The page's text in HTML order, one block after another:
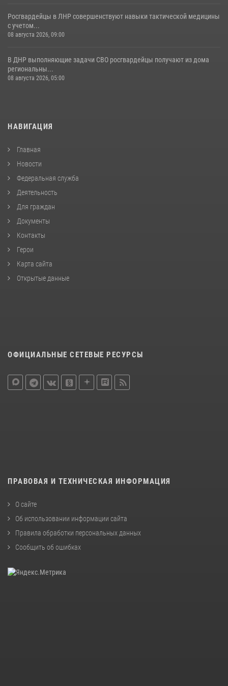
Росгвардейцы в ЛНР совершенствуют навыки тактической медицины
с учетом...
08 августа 2026, 09:00
В ДНР выполняющие задачи СВО росгвардейцы получают из дома
региональны...
08 августа 2026, 05:00
НАВИГАЦИЯ
Главная
Новости
Федеральная служба
Деятельность
Для граждан
Документы
Контакты
Герои
Карта сайта
Открытые данные
ОФИЦИАЛЬНЫЕ СЕТЕВЫЕ РЕСУРСЫ
ПРАВОВАЯ И ТЕХНИЧЕСКАЯ ИНФОРМАЦИЯ
О сайте
Об использовании информации сайта
Правила обработки персональных данных
Сообщить об ошибках